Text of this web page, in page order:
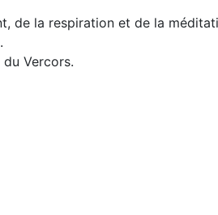
de la respiration et de la
Vercors.